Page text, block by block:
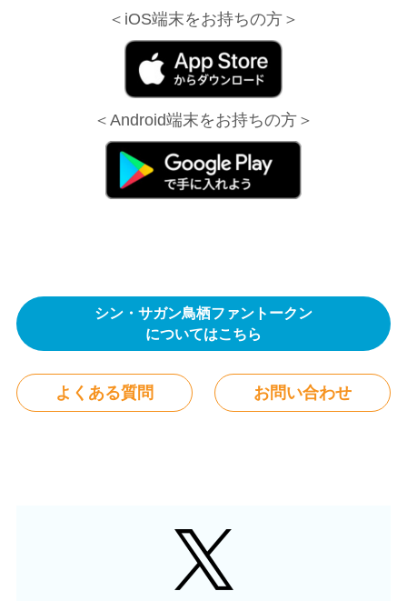
＜iOS端末をお持ちの方＞
＜Android端末をお持ちの方＞
シン・サガン鳥栖ファントークン
についてはこちら
よくある質問 お問い合わせ